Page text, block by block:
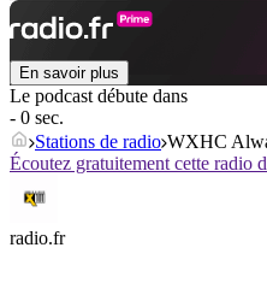
En savoir plus
Le podcast débute dans
- 0 sec.
Stations de radio WXHC
Écoutez gratuitement cette radio
radio.fr